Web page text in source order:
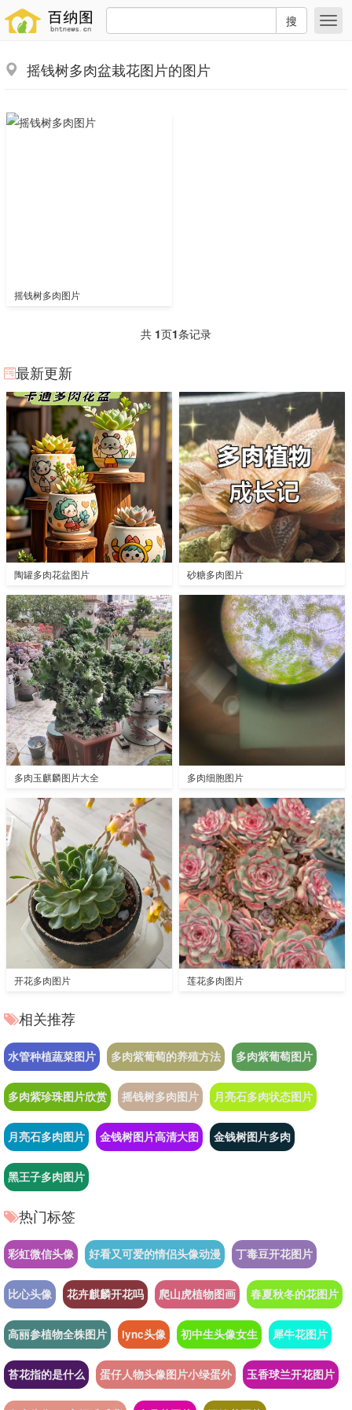
搜
摇钱树多肉盆栽花图片的图片
摇钱树多肉图片
共 1页1条记录
最新更新
陶罐多肉花盆图片 砂糖多肉图片
多肉玉麒麟图片大全 多肉细胞图片
开花多肉图片 莲花多肉图片
相关推荐
水管种植蔬菜图片 多肉紫葡萄的养殖方法 多肉紫葡萄图片
多肉紫珍珠图片欣赏 摇钱树多肉图片 月亮石多肉状态图片
月亮石多肉图片 金钱树图片高清大图 金钱树图片多肉
黑王子多肉图片
热门标签
彩虹微信头像 好看又可爱的情侣头像动漫 丁毒豆开花图片
比心头像 花卉麒麟开花吗 爬山虎植物图画 春夏秋冬的花图片
高丽参植物全株图片 lync头像 初中生头像女生 犀牛花图片
苔花指的是什么 蛋仔人物头像图片小绿蛋外 玉香球兰开花图片